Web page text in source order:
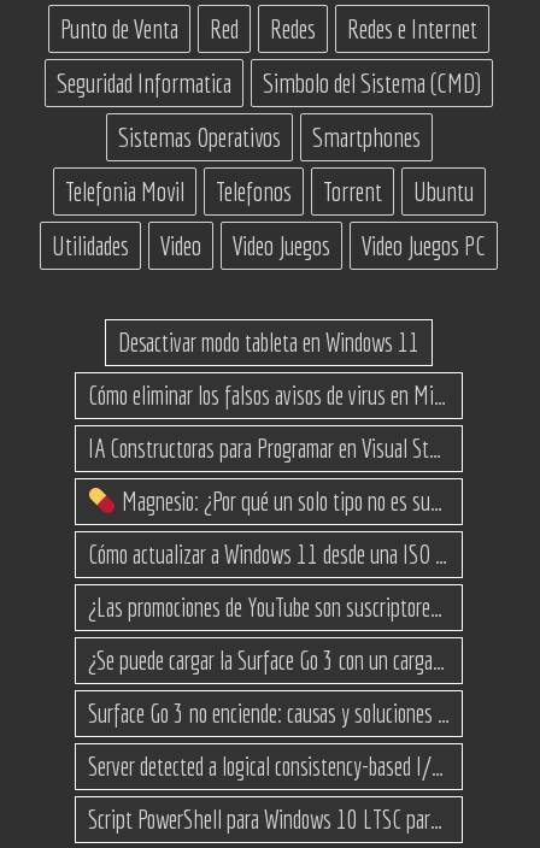
Punto de Venta
Red Redes
Redes e Internet
Seguridad Informatica
Simbolo del Sistema (CMD)
Sistemas Operativos
Smartphones
Telefonia Movil
Telefonos Torrent
Ubuntu
Utilidades
Video Video Juegos Video Juegos PC
Desactivar modo tableta en Windows 11
Cómo eliminar los falsos avisos de virus en Microsoft Edge
IA Constructoras para Programar en Visual Studio con C#
Magnesio: ¿Por qué un solo tipo no es suficiente? (Guía de variantes)
Cómo actualizar a Windows 11 desde una ISO en equipos no compatibles
¿Las promociones de YouTube son suscriptores reales o bots? Esta es la Verdad
¿Se puede cargar la Surface Go 3 con un cargador USB-C de teléfono?
Surface Go 3 no enciende: causas y soluciones paso a paso para que arranque
Server detected a logical consistency-based I/O error: incorrect pageid
Script PowerShell para Windows 10 LTSC para recuperar espacio